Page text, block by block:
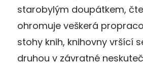
starobylým doupátkem,
ohromuje veškerá
stohy knih, knihovny vršící
druhou v závratné